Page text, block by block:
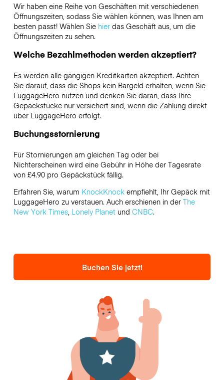
Wir haben eine Reihe von Geschäften mit verschiedenen
Öffnungszeiten, sodass Sie wählen können, was Ihnen am
besten passt! Wählen Sie hierdas Geschäft aus, um die
Öffnungszeiten zu sehen.
Welche Bezahlmethoden werden akzeptiert?
Es werden alle gängigen Kreditkarten akzeptiert. Achten
Sie darauf, dass die Shops kein Bargeld erhalten, wenn Sie
LuggageHero nutzen und denken Sie daran, dass Ihre
Gepäckstücke nur versichert sind, wenn die Zahlung direkt
über LuggageHero erfolgt.
Buchungsstornierung
Für Stornierungen am gleichen Tag oder bei
Nichterscheinen wird eine Gebühr in Höhe der Tagesrate
von £4.90 pro Gepäckstück fällig.
Erfahren Sie, warum KnockKnockempfiehlt, Ihr Gepäck mit
LuggageHero zu verstauen. Auch erschienen in der The
New York Times, Lonely Planetund CNBC.
Buchen Sie jetzt!